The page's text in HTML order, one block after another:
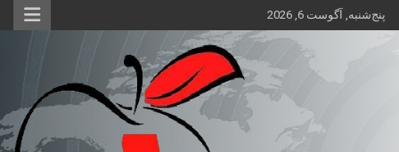
محتوا
پنج‌شنبه, آگوست 6, 2026